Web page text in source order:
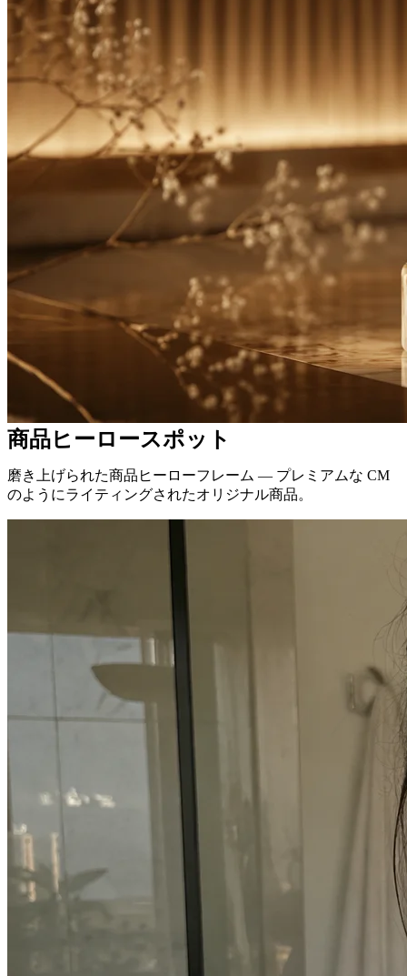
商品ヒーロースポット
磨き上げられた商品ヒーローフレーム — プレミアムな CM
のようにライティングされたオリジナル商品。